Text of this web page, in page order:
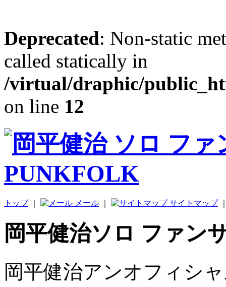
Deprecated: Non-static
called statically in
/virtual/draphic/
on line 12
トップ｜ メール サイトマップ
岡平健治ソロ ファン
岡平健治アンオフィシ